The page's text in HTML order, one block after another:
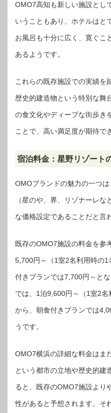
OMO7高知も新しい施設とし
いうこともあり、ホテルはと
お風呂も十分に広く、寛ぐこ
あるようです。
これらの既存施設での実績を
歴史的建造物という特別な舞
の食文化やディープな街歩き
ことで、高い満足度が期待で
宿泊料金：星野リゾート
OMOブランドの魅力の一つ
（星のや、界、リゾナーレ
な価格設定であることだと言
既存のOMO7施設の料金を参
5,700円～（1室2名利用時の
付きプランでは7,700円～と
では、1泊9,600円～（1室2名
から、朝食付きプランでは
うです。
OMO7横浜の詳細な料金はま
という都市の立地や歴史的建
ると、既存のOMO7施設より
性があると予想されます。そ